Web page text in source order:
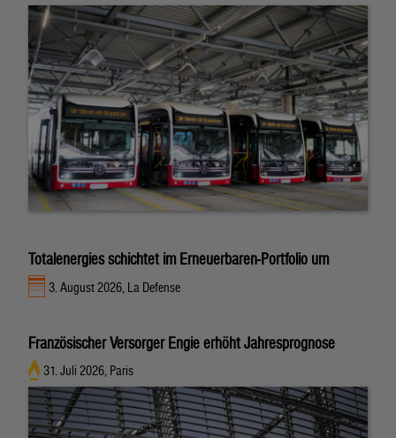
Totalenergies schichtet im Erneuerbaren-Portfolio um
3. August 2026, La Defense
Französischer Versorger Engie erhöht Jahresprognose
31. Juli 2026, Paris